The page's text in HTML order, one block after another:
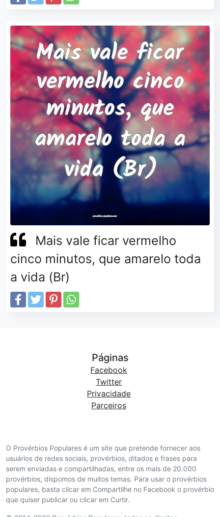
Mais vale ficar vermelho
cinco minutos, que amarelo toda
a vida (Br)
O Provérbios Populares é um site que pretende fornecer aos
usuários de redes sociais, provérbios, ditados e frases para
serem enviadas e compartilhadas, entre os mais de 20.000
provérbios, dispomos de muitos temas. Para usar o provérbios
populares, basta clicar em Compartilhe no Facebook o provérbio
que quiser publicar ou clicar em Curtir.
Páginas
Facebook
Twitter
Privacidade
Parceiros